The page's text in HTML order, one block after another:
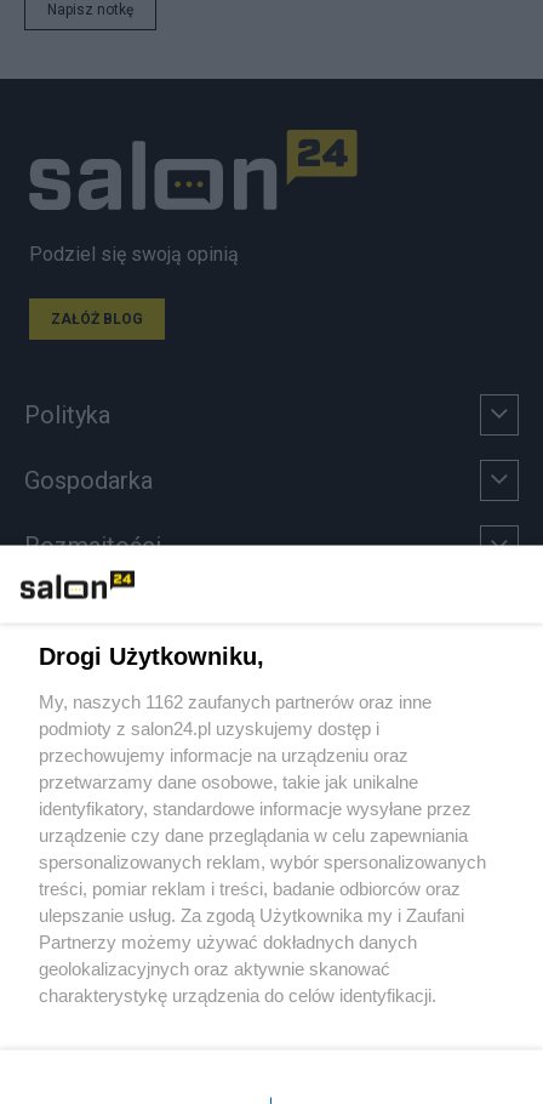
Napisz notkę
Podziel się swoją opinią
ZAŁÓŻ BLOG
Polityka
Gospodarka
Rozmaitości
Sport
Społeczeństwo
Kultura
X Facebook Instagram Youtube
Drogi Użytkowniku,
My, naszych 1162 zaufanych partnerów oraz inne
podmioty z salon24.pl uzyskujemy dostęp i
przechowujemy informacje na urządzeniu oraz
przetwarzamy dane osobowe, takie jak unikalne
identyfikatory, standardowe informacje wysyłane przez
urządzenie czy dane przeglądania w celu zapewniania
spersonalizowanych reklam, wybór spersonalizowanych
treści, pomiar reklam i treści, badanie odbiorców oraz
ulepszanie usług. Za zgodą Użytkownika my i Zaufani
Partnerzy możemy używać dokładnych danych
geolokalizacyjnych oraz aktywnie skanować
charakterystykę urządzenia do celów identyfikacji.